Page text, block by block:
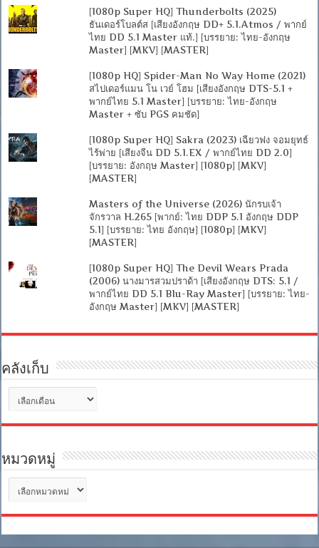
[1080p Super HQ] Thunderbolts (2025)
ธันเดอร์โบลต์ส [เสียงอังกฤษ DD+ 5.1.Atmos / พากย์
ไทย DD 5.1 Master แท้.] [บรรยาย: ไทย-อังกฤษ
Master] [MKV] [MASTER]
[1080p HQ] Spider-Man No Way Home (2021)
สไปเดอร์แมน โน เวย์ โฮม [เสียงอังกฤษ DTS-5.1 +
พากย์ไทย 5.1 Master] [บรรยาย: ไทย-อังกฤษ
Master + ซับ PGS คมชัด]
[1080p Super HQ] Sakra (2023) เฉียวฟง จอมยุทธ์
ไร้พ่าย [เสียงจีน DD 5.1.EX / พากย์ไทย DD 2.0]
[บรรยาย: อังกฤษ Master] [1080p] [MKV]
[MASTER]
Masters of the Universe (2026) นักรบเจ้า
จักรวาล H.265 [พากย์: ไทย DDP 5.1 อังกฤษ DDP
5.1] [บรรยาย: ไทย อังกฤษ] [1080p] [MKV]
[MASTER]
[1080p Super HQ] The Devil Wears Prada
(2006) นางมารสวมปราด้า [เสียงอังกฤษ DTS: 5.1 /
พากย์ไทย DD 5.1 Blu-Ray Master] [บรรยาย: ไทย-
อังกฤษ Master] [MKV] [MASTER]
คลังเก็บ
เก็บ
หมวดหมู่
หมู่